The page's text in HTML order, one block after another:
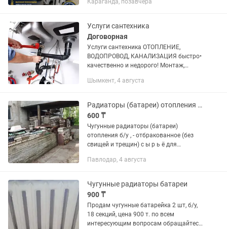
российских прокладок, промытые и
Новые...
Караганда, позавчера
Услуги сантехника
Договорная
Услуги сантехника ОТОПЛЕНИЕ,
ВОДОПРОВОД, КАНАЛИЗАЦИЯ быстро•
качественно и недорого! Монтаж,
канализации) Замена ремонт
Шымкент, 4 августа
Радиаторы (батареи) отопления чугунные б/у
600 ₸
Чугунные радиаторы (батареи)
отопления б/у , - отбракованное (без
свищей и трещин) с ы р ь ё для
секций продам по цене от 650 тен/сек
Павлодар, 4 августа
Чугунные радиаторы батареи
900 ₸
Продам чугунные батарейка 2 шт, б/у,
18 секций, цена 900 т. по всем
интересующим вопросам обращайтесь